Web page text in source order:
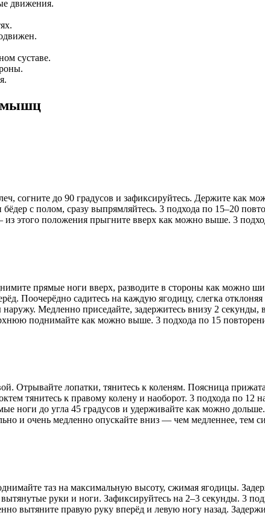
движения.
суставе.
мышц
согните до 90 градусов и зафиксируйтесь. Держите как
бёдер с полом, сразу выпрямляйтесь. 3 подхода по 15–20
из этого положения прыгните вверх как можно выше. 3
прямые ноги вверх, разводите в стороны как можно
Поочерёдно садитесь на каждую ягодицу, слегка
Медленно приседайте, задержитесь внизу 2 секунды,
поднимайте как можно выше. 3 подхода по 15
Отрывайте лопатки, тянитесь к коленям. Поясница
тянитесь к правому колену и наоборот. 3 подхода по 12
ноги до угла 45 градусов и удерживайте как можно
и очень медленно опускайте вниз — чем медленнее, тем
таз на максимальную высоту, сжимая ягодицы.
руки и ноги. Зафиксируйтесь на 2–3 секунды. 3
вытяните правую руку вперёд и левую ногу назад.